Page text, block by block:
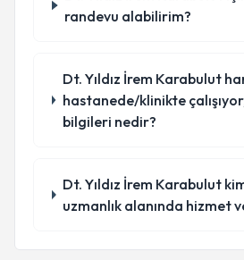
randevu alabilirim?
Dt. Yıldız İrem Karabulut
hastanede/klinikte
bilgileri nedir?
Dt. Yıldız İrem Karabulut
uzmanlık alanında hizmet